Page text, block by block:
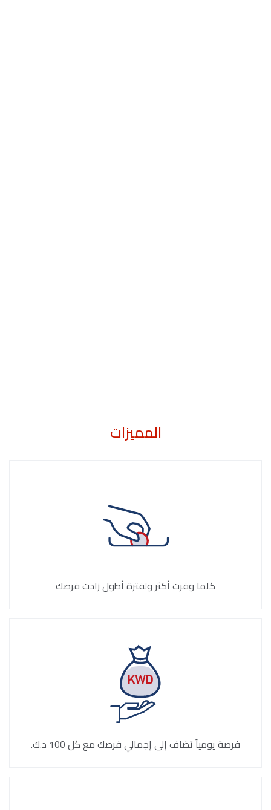
المميزات
كلما وفرت أكثر ولفترة أطول زادت فرصك
فرصة يومياً تضاف إلى إجمالي فرصك مع كل 100 د.ك.